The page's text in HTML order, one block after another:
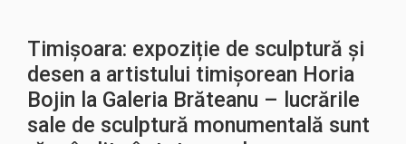
Timișoara: expoziție de sculptură și
desen a artistului timişorean Horia
Bojin la Galeria Brăteanu – lucrările
sale de sculptură monumentală sunt